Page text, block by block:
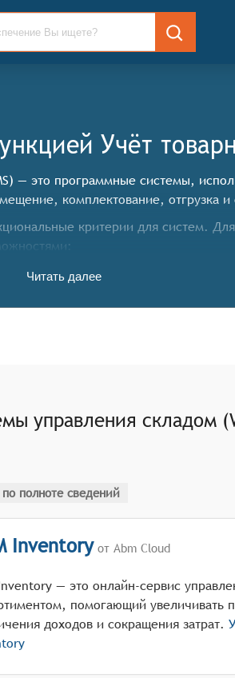
Учёт
— это программные системы,
комплектование, отгрузка
критерии для систем.
и отгрузки товаров.
сотрудников, оценку
Читать далее
управления складом
по полноте сведений
Inventory от Abm Cloud
— это онлайн-сервис
помогающий увеличивать
доходов и сокращения затрат.